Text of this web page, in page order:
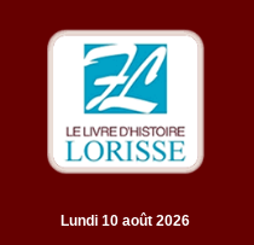
Lundi 10 août 2026